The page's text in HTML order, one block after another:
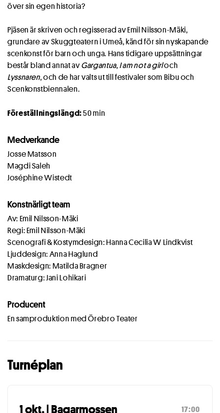
över sin egen historia?
Pjäsen är skriven och regisserad av Emil Nilsson-Mäki,
grundare av Skuggteatern i Umeå, känd för sin nyskapande
scenkonst för barn och unga. Hans tidigare uppsättningar
består bland annat avGargantua,I am not a girloch
Lyssnaren, och de har valts ut till festivaler som Bibu och
Scenkonstbiennalen.
Föreställningslängd:50 min
Medverkande
Josse Matsson
Magdi Saleh
Joséphine Wistedt
Konstnärligt team
Av: Emil Nilsson-Mäki
Regi: Emil Nilsson-Mäki
Scenografi & Kostymdesign: Hanna Cecilia W Lindkvist
Ljuddesign: Anna Haglund
Maskdesign: Matilda Bragner
Dramaturg: Jani Lohikari
Producent
En samproduktion med Örebro Teater
Turnéplan
1 okt. | Bagarmossen 17:00